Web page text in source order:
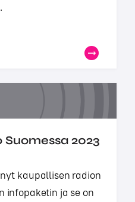
2023
kaupallisen radion
infopaketin ja se on